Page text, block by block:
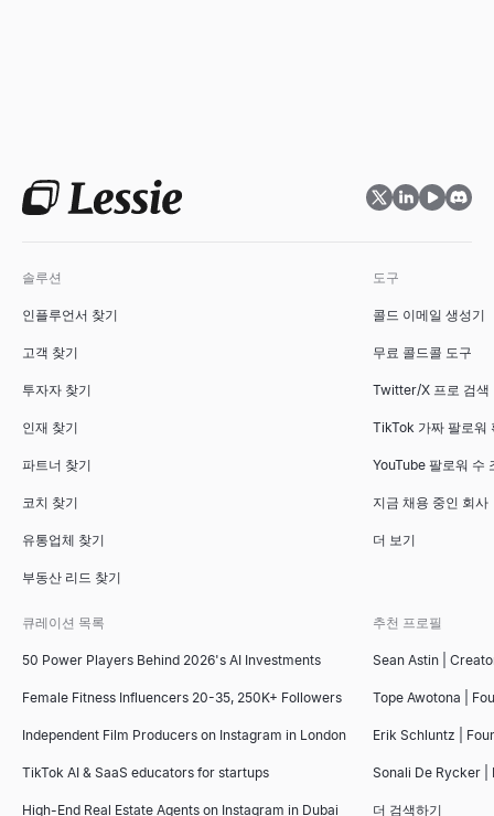
솔루션
인플루언서 찾기
고객 찾기
투자자 찾기
인재 찾기
파트너 찾기
코치 찾기
유통업체 찾기
부동산 리드 찾기
도구
콜드 이메일 생성기
무료 콜드콜 도구
Twitter/X 프로 검색
TikTok 가짜 팔로워
YouTube 팔로워 수
지금 채용 중인 회사
더 보기
큐레이션 목록
50 Power Players Behind 2026's AI Investments
Female Fitness Influencers 20-35, 250K+ Followers
Independent Film Producers on Instagram in London
TikTok AI & SaaS educators for startups
High-End Real Estate Agents on Instagram in Dubai
추천 프로필
Sean Astin |
Tope Awotona |
Erik Schluntz |
Sonali De Rycker |
더 검색하기